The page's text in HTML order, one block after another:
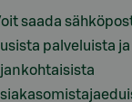
saada
palveluista ja